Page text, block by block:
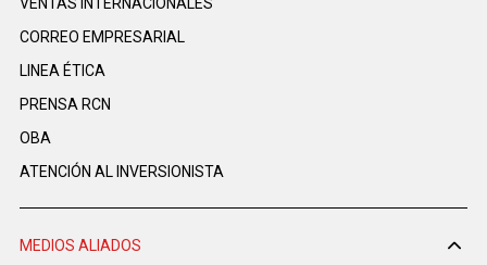
CORREO EMPRESARIAL
LINEA ÉTICA
PRENSA RCN
OBA
ATENCIÓN AL INVERSIONISTA
MEDIOS ALIADOS